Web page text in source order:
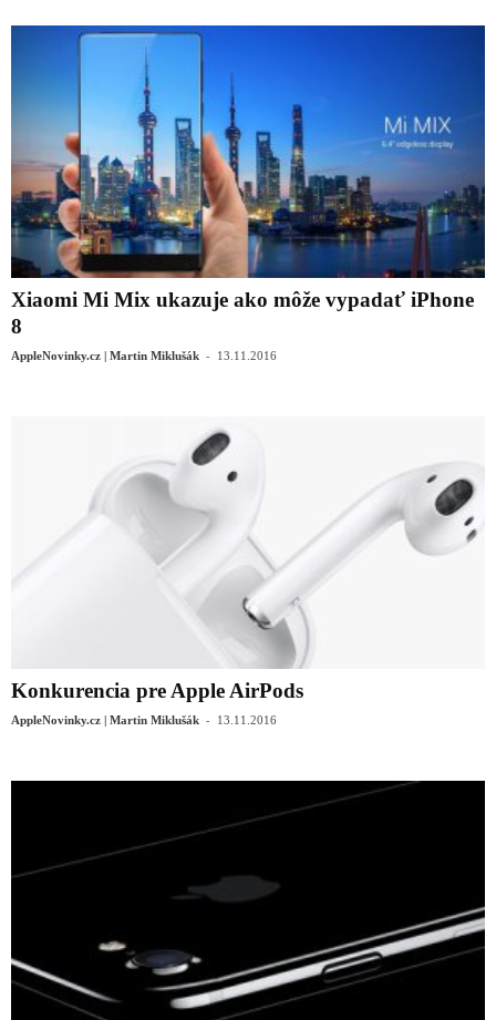
Xiaomi Mi Mix ukazuje ako môže vypadať iPhone
8
AppleNovinky.cz | Martin Miklušák - 13.11.2016
Konkurencia pre Apple AirPods
AppleNovinky.cz | Martin Miklušák - 13.11.2016